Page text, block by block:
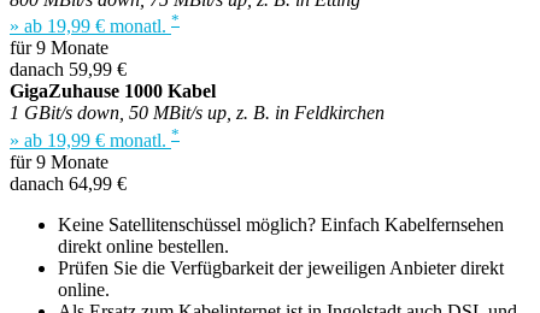
» ab 19,99 € monatl. *
für 9 Monate
danach 59,99 €
GigaZuhause 1000 Kabel
1 GBit/s down, 50 MBit/s up, z. B. in Feldkirchen
» ab 19,99 € monatl. *
für 9 Monate
danach 64,99 €
Keine Satellitenschüssel möglich? Einfach Kabelfernsehen
direkt online bestellen.
Prüfen Sie die Verfügbarkeit der jeweiligen Anbieter direkt
online.